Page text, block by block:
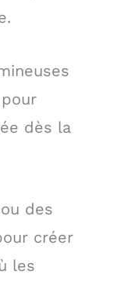
dès la
des
créer
les